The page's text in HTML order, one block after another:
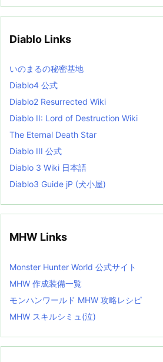
e
i
s
t
Diablo Links
いのまるの秘密基地
Diablo4 公式
Diablo2 Resurrected Wiki
Diablo II: Lord of Destruction Wiki
The Eternal Death Star
Diablo III 公式
Diablo 3 Wiki 日本語
Diablo3 Guide jP (犬小屋)
MHW Links
Monster Hunter World 公式サイト
MHW 作成装備一覧
モンハンワールド MHW 攻略レシピ
MHW スキルシミュ(泣)